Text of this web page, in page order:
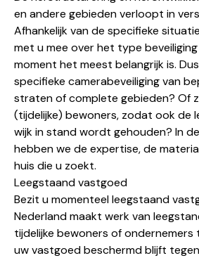
en andere gebieden verloopt in
Afhankelijk van de specifieke
met u mee over het type
moment het meest belangrijk is.
specifieke camerabeveiliging van
straten of complete gebieden? Of
(tijdelijke) bewoners, zodat ook de
wijk in stand wordt gehouden? In
hebben we de expertise, de
huis die u zoekt.
Leegstaand vastgoed
Bezit u momenteel leegstaand
Nederland maakt werk van
tijdelijke bewoners of
uw vastgoed beschermd blijft